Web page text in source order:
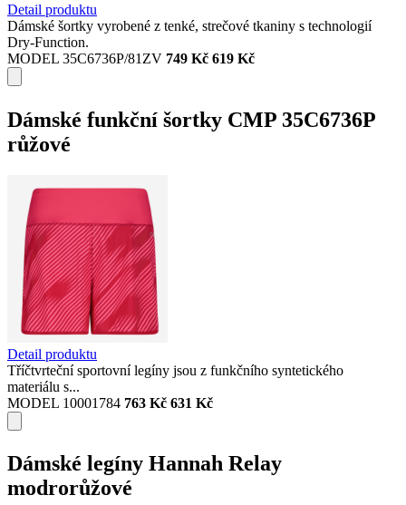
Detail produktu
Dámské šortky vyrobené z tenké, strečové tkaniny s technologií
Dry-Function.
MODEL 35C6736P/81ZV 749 Kč 619 Kč
Dámské funkční šortky CMP 35C6736P
růžové
Detail produktu
Tříčtvrteční sportovní legíny jsou z funkčního syntetického
materiálu s...
MODEL 10001784 763 Kč 631 Kč
Dámské legíny Hannah Relay
modrorůžové